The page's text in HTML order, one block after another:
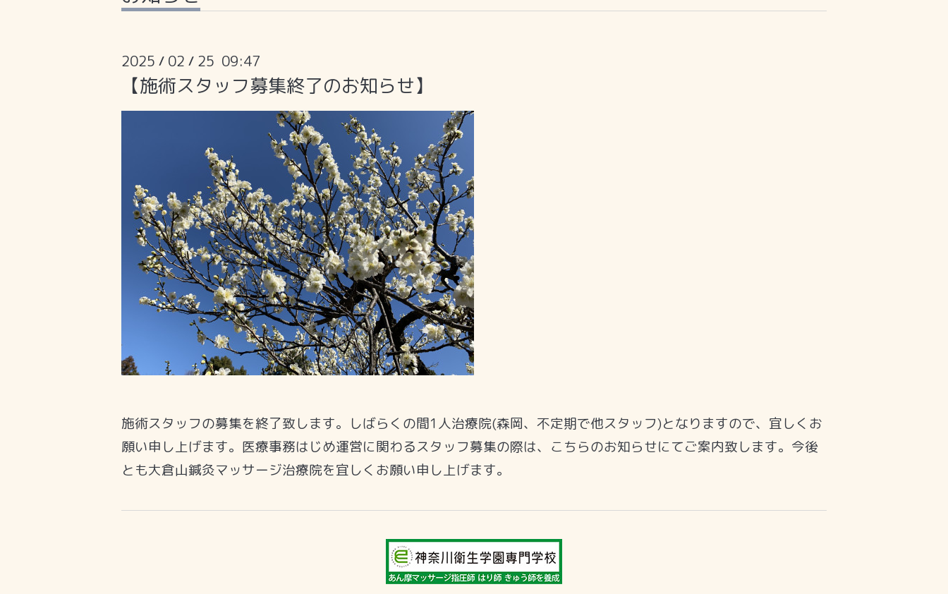
2025 / 02 / 25 09:47
【施術スタッフ募集終了のお知らせ】
施術スタッフの募集を終了致します。しばらくの間1人治療院(森岡、不定期で他スタッフ)となりますので、宜しくお
願い申し上げます。医療事務はじめ運営に関わるスタッフ募集の際は、こちらのお知らせにてご案内致します。今後
とも大倉山鍼灸マッサージ治療院を宜しくお願い申し上げます。